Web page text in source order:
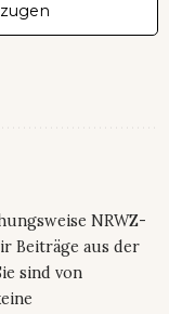
NRWZ-
Beiträge aus der
sind von